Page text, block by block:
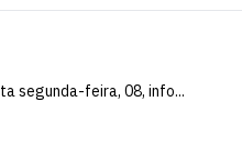
segunda-feira, 08, info...